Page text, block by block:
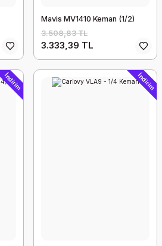
Mavis MV1410 Keman (1/2)
3.508,83 TL
3.333,39 TL
İndirim İndirim